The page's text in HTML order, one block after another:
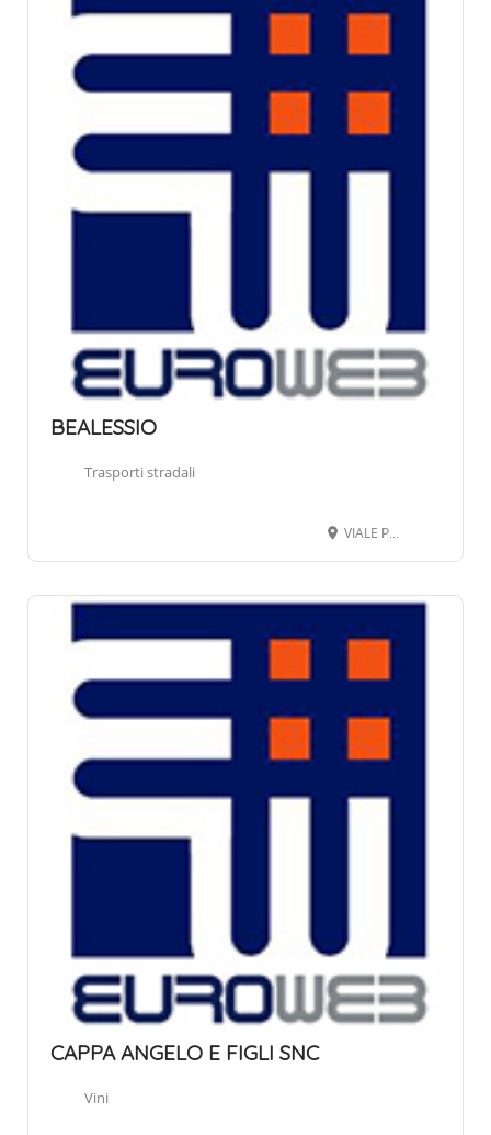
BEALESSIO
Trasporti stradali
VIALE PROFESSOR GABETTI 102, 12063 DOGLIANI CN
CAPPA ANGELO E FIGLI SNC
Vini